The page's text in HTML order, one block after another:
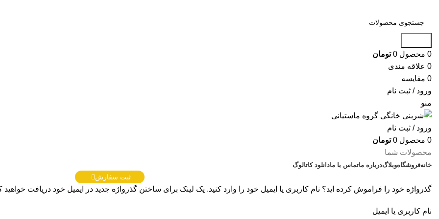
0 محصول 0 تومان
0 علاقه مندی
0 مقایسه
ورود / ثبت نام
منو
ورود / ثبت نام
0 محصول 0 تومان
محصولات شما
خانهفروشگاهوبلاگدرباره ماتماس با مادانلود کاتالوگ
ثبت سفارش
گذرواژه خود را فراموش کرده اید؟ نام کاربری یا ایمیل خود را وارد کنید. یک لینک برای ساختن گذرواژه جدید در ایمیل خود دریافت خواهید
نام کاربری یا ایمیل